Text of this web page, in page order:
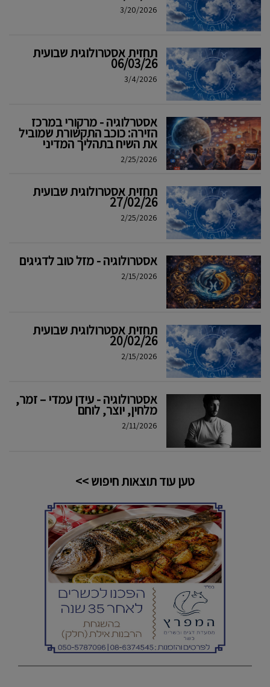
3/20/2026
תחזית אסטרולוגית שבועית
06/03/26
3/4/2026
אסטרלוגיה - מרקורי במרכז
הזירה: כוכב התקשורת שמוביל
את השיח בתהליך המדיני
2/25/2026
תחזית אסטרולוגית שבועית
27/02/26
2/25/2026
אסטרולוגיה - מזל טוב לדגיגים
2/15/2026
תחזית אסטרולוגית שבועית
20/02/26
2/15/2026
אסטרולוגיה - עידן עמדי – זמר,
מלחין, יוצר, לוחם
2/11/2026
טען עוד תוצאות חיפוש >>